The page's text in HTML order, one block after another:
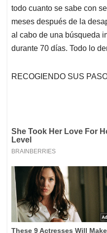
todo cuanto se sabe con
meses después de la
al cabo de una búsqueda
durante 70 días. Todo lo
RECOGIENDO SUS